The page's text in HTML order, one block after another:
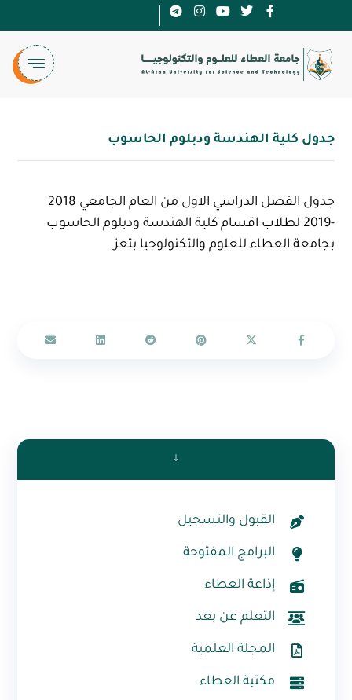
جدول كلية الهندسة ودبلوم الحاسوب
جدول الفصل الدراسي الاول من العام الجامعي 2018
-2019 لطلاب اقسام كلية الهندسة ودبلوم الحاسوب
بجامعة العطاء للعلوم والتكنولوجيا بتعز
↓
القبول والتسجيل
البرامج المفتوحة
إذاعة العطاء
التعلم عن بعد
المجلة العلمية
مكتبة العطاء